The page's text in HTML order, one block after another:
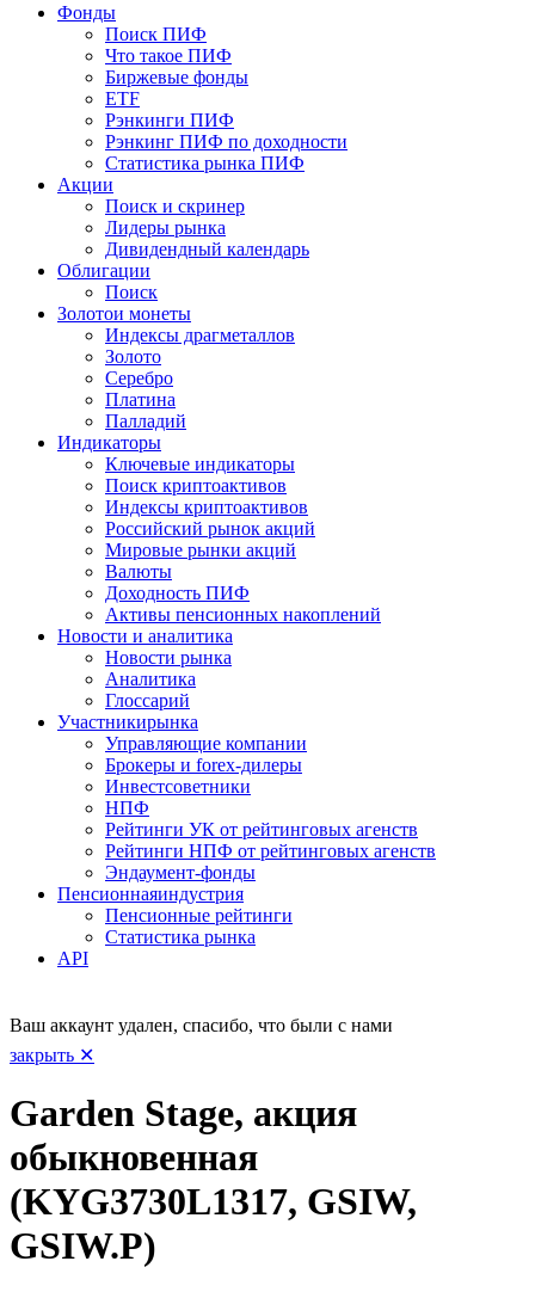
Фонды
Поиск ПИФ
Что такое ПИФ
Биржевые фонды
ETF
Рэнкинги ПИФ
Рэнкинг ПИФ по доходности
Статистика рынка ПИФ
Акции
Поиск и скринер
Лидеры рынка
Дивидендный календарь
Облигации
Поиск
Золотои монеты
Индексы драгметаллов
Золото
Серебро
Платина
Палладий
Индикаторы
Ключевые индикаторы
Поиск криптоактивов
Индексы криптоактивов
Российский рынок акций
Мировые рынки акций
Валюты
Доходность ПИФ
Активы пенсионных накоплений
Новости и аналитика
Новости рынка
Аналитика
Глоссарий
Участникирынка
Управляющие компании
Брокеры и forex-дилеры
Инвестсоветники
НПФ
Рейтинги УК от рейтинговых агенств
Рейтинги НПФ от рейтинговых агенств
Эндаумент-фонды
Пенсионнаяиндустрия
Пенсионные рейтинги
Статистика рынка
API
Ваш аккаунт удален, спасибо, что были с нами
закрыть ✕
Garden Stage, акция
обыкновенная
(KYG3730L1317, GSIW,
GSIW.P)